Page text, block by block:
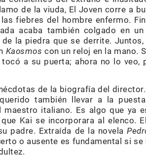
de la viuda, El Joven corre a
fiebres del hombre enfermo.
acaba también colgado en
la piedra que se derrite.
Kaosmoscon un reloj en la mano.
a su puerta; ahora no lo veo,
de la biografía del
también llevar a la
italiano. Es algo que ya
Kai se incorporara al elenco.
padre. Extraída de la novela
o ausente es fundamental si se